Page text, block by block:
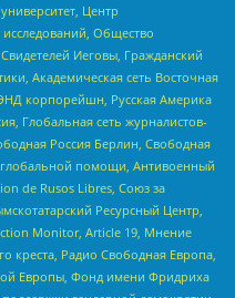
Центр
Общество
Иеговы, Гражданский
Академическая сеть Восточная
корпорейшн, Русская Америка
Глобальная сеть журналистов-
Россия Берлин, Свободная
помощи, Антивоенный
de Rusos Libres, Союз за
Ресурсный Центр,
Monitor, Article 19, Мнение
креста, Радио Свободная Европа,
Европы, Фонд имени Фридриха